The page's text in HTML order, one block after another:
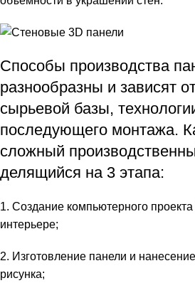
Способы производства
разнообразны и зависят
сырьевой базы,
последующего монтажа.
сложный
делящийся на 3 этапа:
1. Создание компьютерного
интерьере;
2. Изготовление панели и
рисунка;